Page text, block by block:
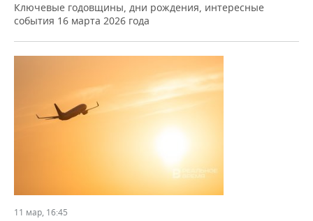
Ключевые годовщины, дни рождения, интересные
события 16 марта 2026 года
11 мар, 16:45